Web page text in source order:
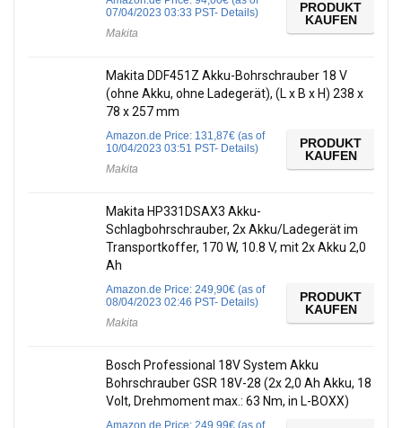
07/04/2023 03:33 PST- Details)
Makita
PRODUKT
KAUFEN
Makita DDF451Z Akku-Bohrschrauber 18 V
(ohne Akku, ohne Ladegerät), (L x B x H) 238 x
78 x 257 mm
Amazon.de Price: 131,87€ (as of
10/04/2023 03:51 PST- Details)
Makita
PRODUKT
KAUFEN
Makita HP331DSAX3 Akku-
Schlagbohrschrauber, 2x Akku/Ladegerät im
Transportkoffer, 170 W, 10.8 V, mit 2x Akku 2,0
Ah
Amazon.de Price: 249,90€ (as of
08/04/2023 02:46 PST- Details)
Makita
PRODUKT
KAUFEN
Bosch Professional 18V System Akku
Bohrschrauber GSR 18V-28 (2x 2,0 Ah Akku, 18
Volt, Drehmoment max.: 63 Nm, in L-BOXX)